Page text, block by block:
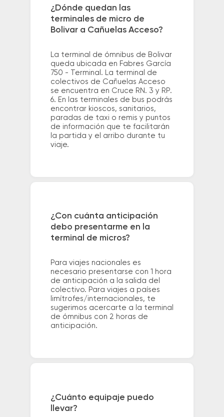
¿Dónde quedan las
terminales de micro de
Bolivar a Cañuelas Acceso?
La terminal de ómnibus de Bolivar
queda ubicada en Fabres García
750 - Terminal. La terminal de
colectivos de Cañuelas Acceso
se encuentra en Cruce RN. 3 y RP.
6. En las terminales de bus podrás
encontrar kioscos, sanitarios,
paradas de taxi o remis y puntos
de información que te facilitarán
la partida y el arribo durante tu
viaje.
¿Con cuánta anticipación
debo presentarme en la
terminal de micros?
Para viajes nacionales es
necesario presentarse con 1 hora
de anticipación a la salida del
colectivo. Para viajes a países
limítrofes/internacionales, te
sugerimos acercarte a la terminal
de ómnibus con 2 horas de
anticipación.
¿Cuánto equipaje puedo
llevar?